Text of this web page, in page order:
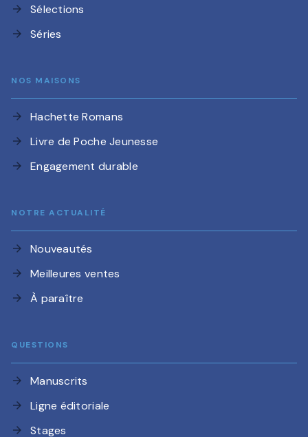
arrow_forward Sélections
arrow_forward Séries
NOS MAISONS
arrow_forward Hachette Romans
arrow_forward Livre de Poche Jeunesse
arrow_forward Engagement durable
NOTRE ACTUALITÉ
arrow_forward Nouveautés
arrow_forward Meilleures ventes
arrow_forward À paraître
QUESTIONS
arrow_forward Manuscrits
arrow_forward Ligne éditoriale
arrow_forward Stages